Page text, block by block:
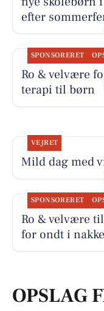
efter
SPONSORERET
Ro & velvære
terapi til børn
VEJRET
Mild dag med
SPONSORERET
Ro & velvære
for ondt i
OPSLAG